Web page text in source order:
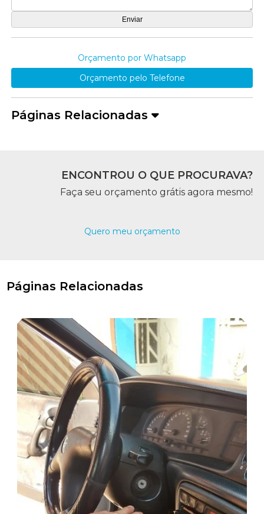
Orçamento por Whatsapp
Orçamento pelo Telefone
Páginas Relacionadas
ENCONTROU O QUE PROCURAVA?
Faça seu orçamento grátis agora mesmo!
Quero meu orçamento
Páginas Relacionadas